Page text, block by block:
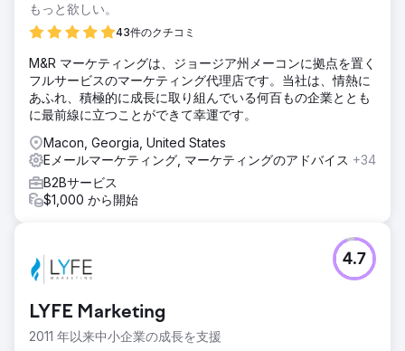
もっと欲しい。
43件のクチコミ
M&R マーケティングは、ジョージア州メーコンに拠点を置く
フルサービスのマーケティング代理店です。当社は、情熱に
あふれ、積極的に成長に取り組んでいる何百もの企業ととも
に最前線に立つことができて幸運です。
Macon, Georgia, United States
Eメールマーケティング, マーケティングのアドバイス +34
B2Bサービス
$1,000 から開始
LYFE Marketing
2011 年以来中小企業の成長を支援
4.7